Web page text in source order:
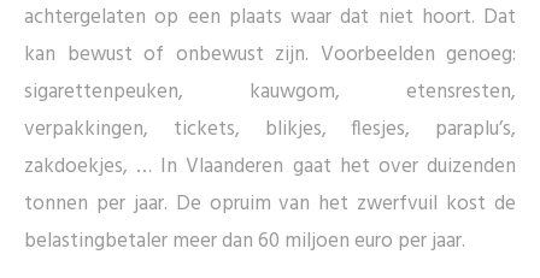
achtergelaten op een plaats waar dat niet hoort. Dat
kan bewust of onbewust zijn. Voorbeelden genoeg:
sigarettenpeuken, kauwgom, etensresten,
verpakkingen, tickets, blikjes, flesjes, paraplu’s,
zakdoekjes, … In Vlaanderen gaat het over duizenden
tonnen per jaar. De opruim van het zwerfvuil kost de
belastingbetaler meer dan 60 miljoen euro per jaar.